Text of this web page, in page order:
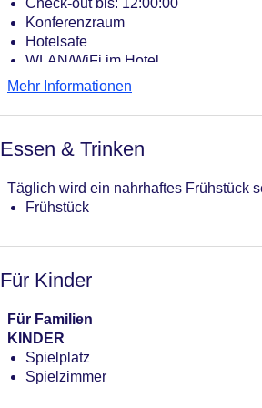
Check-out bis: 12:00:00
Konferenzraum
Hotelsafe
WLAN/WiFi im Hotel
Lift
Anzahl der Aufzüge: 1
Zimmerservice
Gesamtanzahl der Zimmer: 115
Pools:Indoor Pool, Outdoor Pool
Mehr Informationen
Essen & Trinken
Täglich wird ein nahrhaftes Frühstück
Frühstück
Für Kinder
Für Familien
KINDER
Spielplatz
Spielzimmer